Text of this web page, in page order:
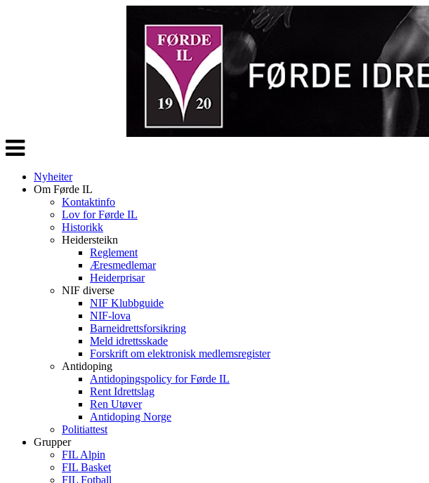
Veksle
navigasjon
Nyheiter
Om Førde IL
Kontaktinfo
Lov for Førde IL
Historikk
Heidersteikn
Reglement
Æresmedlemar
Heiderprisar
NIF diverse
NIF Klubbguide
NIF-lova
Barneidrettsforsikring
Meld idrettsskade
Forskrift om elektronisk medlemsregister
Antidoping
Antidopingspolicy for Førde IL
Rent Idrettslag
Ren Utøver
Antidoping Norge
Politiattest
Grupper
FIL Alpin
FIL Basket
FIL Fotball